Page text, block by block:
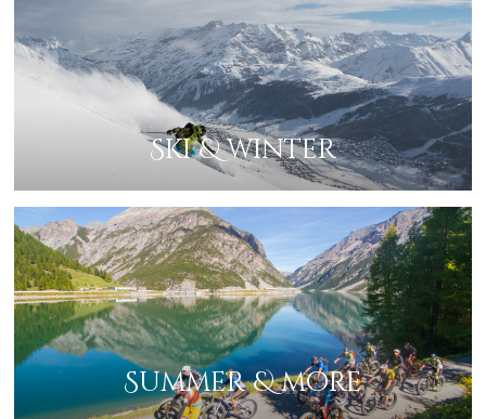
Ski & winter
Summer & more